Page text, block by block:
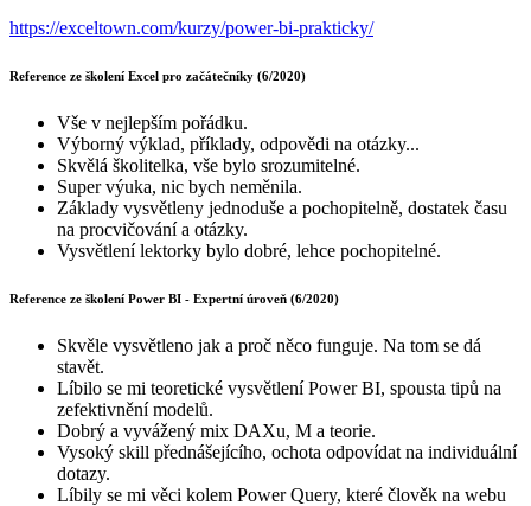
https://exceltown.com/kurzy/power-bi-prakticky/
Reference ze školení Excel pro začátečníky (6/2020)
Vše v nejlepším pořádku.
Výborný výklad, příklady, odpovědi na otázky...
Skvělá školitelka, vše bylo srozumitelné.
Super výuka, nic bych neměnila.
Základy vysvětleny jednoduše a pochopitelně, dostatek času
na procvičování a otázky.
Vysvětlení lektorky bylo dobré, lehce pochopitelné.
Reference ze školení Power BI - Expertní úroveň (6/2020)
Skvěle vysvětleno jak a proč něco funguje. Na tom se dá
stavět.
Líbilo se mi teoretické vysvětlení Power BI, spousta tipů na
zefektivnění modelů.
Dobrý a vyvážený mix DAXu, M a teorie.
Vysoký skill přednášejícího, ochota odpovídat na individuální
dotazy.
Líbily se mi věci kolem Power Query, které člověk na webu